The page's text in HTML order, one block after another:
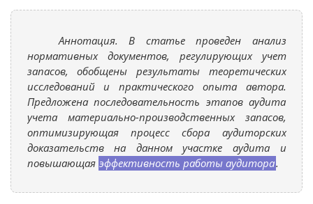
Аннотация. В статье проведен анализ
нормативных документов, регулирующих учет
запасов, обобщены результаты теоретических
исследований и практического опыта автора.
Предложена последовательность этапов аудита
учета материально-производственных запасов,
оптимизирующая процесс сбора аудиторских
доказательств на данном участке аудита и
повышающая эффективность работы аудитора.